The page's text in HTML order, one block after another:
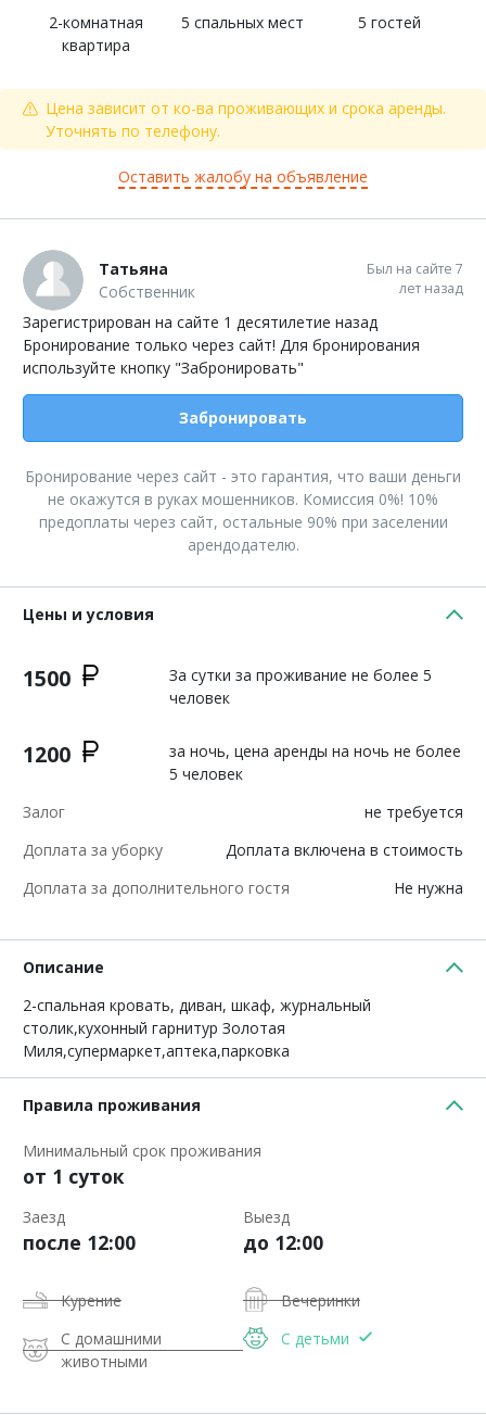
2-комнатная
квартира
5 спальных мест 5 гостей
Цена зависит от ко-ва проживающих и срока аренды.
Уточнять по телефону.
Оставить жалобу на объявление
Татьяна
Собственник
Был на сайте 7
лет назад
Зарегистрирован на сайте 1 десятилетие назад
Бронирование только через сайт! Для бронирования
используйте кнопку "Забронировать"
Забронировать
Бронирование через сайт - это гарантия, что ваши деньги
не окажутся в руках мошенников. Комиссия 0%! 10%
предоплаты через сайт, остальные 90% при заселении
арендодателю.
Цены и условия
1500
За сутки за проживание не более 5
человек
1200
за ночь, цена аренды на ночь не более
5 человек
Залог
не требуется
Доплата за уборку
Доплата включена в стоимость
Доплата за дополнительного гостя
Не нужна
Описание
2-спальная кровать, диван, шкаф, журнальный
столик,кухонный гарнитур Золотая
Миля,супермаркет,аптека,парковка
Правила проживания
Минимальный срок проживания
от 1 суток
Заезд
после 12:00
Выезд
до 12:00
Курение
Вечеринки
С домашними
животными
С детьми